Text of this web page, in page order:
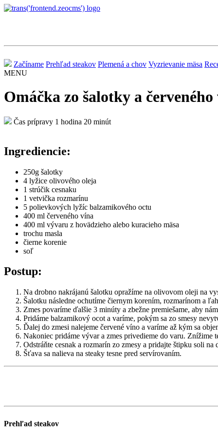
Začíname Prehľad steakov Plemená a chov Vyzrievanie mäsa
MENU
Omáčka zo šalotky a
Čas prípravy 1 hodina 20 minút
Ingrediencie:
250g šalotky
4 lyžice olivového oleja
1 strúčik cesnaku
1 vetvička rozmarínu
5 polievkových lyžíc balzamikového octu
400 ml červeného vína
400 ml vývaru z hovädzieho alebo kuracieho mäsa
trochu masla
čierne korenie
soľ
Postup:
Na drobno nakrájanú šalotku opražíme na olivovom oleji na
Šalotku následne ochutíme čiernym korením, rozmarínom a
Zmes povaríme ďalšie 3 minúty a zbežne premiešame, aby
Pridáme balzamikový ocot a varíme, pokým sa zo smesy
Ďalej do zmesi nalejeme červené víno a varíme až kým sa
Nakoniec pridáme vývar a zmes privedieme do varu.
Odstráňte cesnak a rozmarín zo zmesy a pridajte štipku soli
Šťava sa nalieva na steaky tesne pred servírovaním.
Prehľad steakov
nám
šťavnatú
správu!
Meno
mail
Odoslať
Zrušiť